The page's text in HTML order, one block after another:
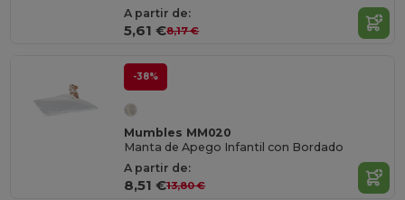
A partir de:
5,61 €8,17 €
-38%
Mumbles MM020
Manta de Apego Infantil con Bordado
A partir de:
8,51 €13,80 €